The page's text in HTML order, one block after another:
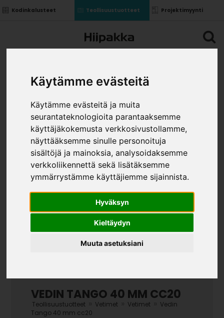
Käytämme evästeitä
Käytämme evästeitä ja muita
seurantateknologioita parantaaksemme
käyttäjäkokemusta verkkosivustollamme,
näyttääksemme sinulle personoituja
sisältöjä ja mainoksia, analysoidaksemme
verkkoliikennettä sekä lisätäksemme
ymmärrystämme käyttäjiemme sijainnista.
Hyväksyn
Kieltäydyn
Muuta asetuksiani
Kodinkalusteet Teollisuustuotteet Projektimyynti
VEDIN TANGO 40 MM CC20
Teollisuustuotteet Vetimet Vetimet
Vedin
Tango 40 mm cc20